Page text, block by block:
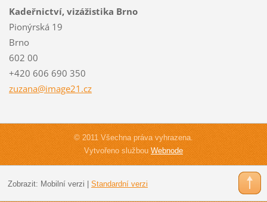
Kadeřnictví, vizážistika Brno
Pionýrská 19
Brno
602 00
+420 606 690 350
zuzana@image21.cz
© 2011 Všechna práva vyhrazena.
Vytvořeno službouWebnode
Zobrazit: Mobilní verzi | Standardní verzi